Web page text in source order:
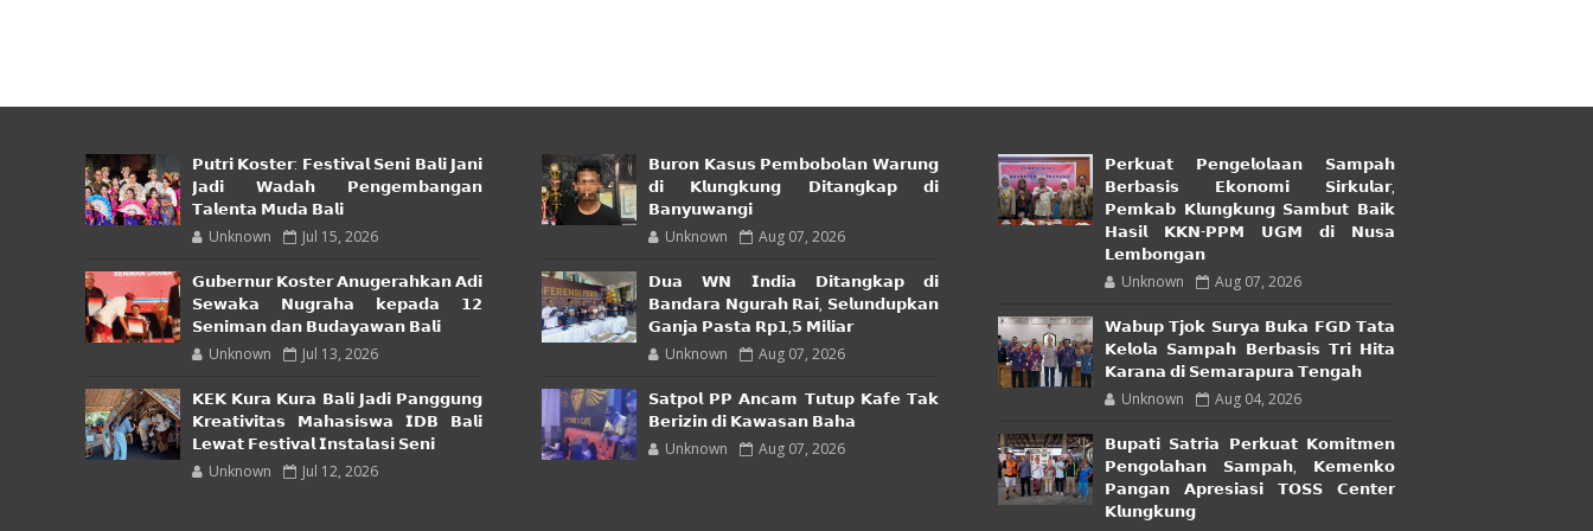
𝗣𝘂𝘁𝗿𝗶 𝗞𝗼𝘀𝘁𝗲𝗿: 𝗙𝗲𝘀𝘁𝗶𝘃𝗮𝗹 𝗦𝗲𝗻𝗶 𝗕𝗮𝗹𝗶 𝗝𝗮𝗻𝗶
𝗝𝗮𝗱𝗶 𝗪𝗮𝗱𝗮𝗵 𝗣𝗲𝗻𝗴𝗲𝗺𝗯𝗮𝗻𝗴𝗮𝗻
𝗧𝗮𝗹𝗲𝗻𝘁𝗮 𝗠𝘂𝗱𝗮 𝗕𝗮𝗹𝗶
Unknown Jul 15, 2026
𝗚𝘂𝗯𝗲𝗿𝗻𝘂𝗿 𝗞𝗼𝘀𝘁𝗲𝗿 𝗔𝗻𝘂𝗴𝗲𝗿𝗮𝗵𝗸𝗮𝗻 𝗔𝗱𝗶
𝗦𝗲𝘄𝗮𝗸𝗮 𝗡𝘂𝗴𝗿𝗮𝗵𝗮 𝗸𝗲𝗽𝗮𝗱𝗮 𝟭𝟮
𝗦𝗲𝗻𝗶𝗺𝗮𝗻 𝗱𝗮𝗻 𝗕𝘂𝗱𝗮𝘆𝗮𝘄𝗮𝗻 𝗕𝗮𝗹𝗶
Unknown Jul 13, 2026
𝗞𝗘𝗞 𝗞𝘂𝗿𝗮 𝗞𝘂𝗿𝗮 𝗕𝗮𝗹𝗶 𝗝𝗮𝗱𝗶 𝗣𝗮𝗻𝗴𝗴𝘂𝗻𝗴
𝗞𝗿𝗲𝗮𝘁𝗶𝘃𝗶𝘁𝗮𝘀 𝗠𝗮𝗵𝗮𝘀𝗶𝘀𝘄𝗮 𝗜𝗗𝗕 𝗕𝗮𝗹𝗶
𝗟𝗲𝘄𝗮𝘁 𝗙𝗲𝘀𝘁𝗶𝘃𝗮𝗹 𝗜𝗻𝘀𝘁𝗮𝗹𝗮𝘀𝗶 𝗦𝗲𝗻𝗶
Unknown Jul 12, 2026
𝗕𝘂𝗿𝗼𝗻 𝗞𝗮𝘀𝘂𝘀 𝗣𝗲𝗺𝗯𝗼𝗯𝗼𝗹𝗮𝗻 𝗪𝗮𝗿𝘂𝗻𝗴
𝗱𝗶 𝗞𝗹𝘂𝗻𝗴𝗸𝘂𝗻𝗴 𝗗𝗶𝘁𝗮𝗻𝗴𝗸𝗮𝗽 𝗱𝗶
𝗕𝗮𝗻𝘆𝘂𝘄𝗮𝗻𝗴𝗶
Unknown Aug 07, 2026
𝗗𝘂𝗮 𝗪𝗡 𝗜𝗻𝗱𝗶𝗮 𝗗𝗶𝘁𝗮𝗻𝗴𝗸𝗮𝗽 𝗱𝗶
𝗕𝗮𝗻𝗱𝗮𝗿𝗮 𝗡𝗴𝘂𝗿𝗮𝗵 𝗥𝗮𝗶, 𝗦𝗲𝗹𝘂𝗻𝗱𝘂𝗽𝗸𝗮𝗻
𝗚𝗮𝗻𝗷𝗮 𝗣𝗮𝘀𝘁𝗮 𝗥𝗽𝟭,𝟱 𝗠𝗶𝗹𝗶𝗮𝗿
Unknown Aug 07, 2026
𝗦𝗮𝘁𝗽𝗼𝗹 𝗣𝗣 𝗔𝗻𝗰𝗮𝗺 𝗧𝘂𝘁𝘂𝗽 𝗞𝗮𝗳𝗲 𝗧𝗮𝗸
𝗕𝗲𝗿𝗶𝘇𝗶𝗻 𝗱𝗶 𝗞𝗮𝘄𝗮𝘀𝗮𝗻 𝗕𝗮𝗵𝗮
Unknown Aug 07, 2026
𝗣𝗲𝗿𝗸𝘂𝗮𝘁 𝗣𝗲𝗻𝗴𝗲𝗹𝗼𝗹𝗮𝗮𝗻 𝗦𝗮𝗺𝗽𝗮𝗵
𝗕𝗲𝗿𝗯𝗮𝘀𝗶𝘀 𝗘𝗸𝗼𝗻𝗼𝗺𝗶 𝗦𝗶𝗿𝗸𝘂𝗹𝗮𝗿,
𝗣𝗲𝗺𝗸𝗮𝗯 𝗞𝗹𝘂𝗻𝗴𝗸𝘂𝗻𝗴 𝗦𝗮𝗺𝗯𝘂𝘁 𝗕𝗮𝗶𝗸
𝗛𝗮𝘀𝗶𝗹 𝗞𝗞𝗡-𝗣𝗣𝗠 𝗨𝗚𝗠 𝗱𝗶 𝗡𝘂𝘀𝗮
𝗟𝗲𝗺𝗯𝗼𝗻𝗴𝗮𝗻
Unknown Aug 07, 2026
𝗪𝗮𝗯𝘂𝗽 𝗧𝗷𝗼𝗸 𝗦𝘂𝗿𝘆𝗮 𝗕𝘂𝗸𝗮 𝗙𝗚𝗗 𝗧𝗮𝘁𝗮
𝗞𝗲𝗹𝗼𝗹𝗮 𝗦𝗮𝗺𝗽𝗮𝗵 𝗕𝗲𝗿𝗯𝗮𝘀𝗶𝘀 𝗧𝗿𝗶 𝗛𝗶𝘁𝗮
𝗞𝗮𝗿𝗮𝗻𝗮 𝗱𝗶 𝗦𝗲𝗺𝗮𝗿𝗮𝗽𝘂𝗿𝗮 𝗧𝗲𝗻𝗴𝗮𝗵
Unknown Aug 04, 2026
𝗕𝘂𝗽𝗮𝘁𝗶 𝗦𝗮𝘁𝗿𝗶𝗮 𝗣𝗲𝗿𝗸𝘂𝗮𝘁 𝗞𝗼𝗺𝗶𝘁𝗺𝗲𝗻
𝗣𝗲𝗻𝗴𝗼𝗹𝗮𝗵𝗮𝗻 𝗦𝗮𝗺𝗽𝗮𝗵, 𝗞𝗲𝗺𝗲𝗻𝗸𝗼
𝗣𝗮𝗻𝗴𝗮𝗻 𝗔𝗽𝗿𝗲𝘀𝗶𝗮𝘀𝗶 𝗧𝗢𝗦𝗦 𝗖𝗲𝗻𝘁𝗲𝗿
𝗞𝗹𝘂𝗻𝗴𝗸𝘂𝗻𝗴